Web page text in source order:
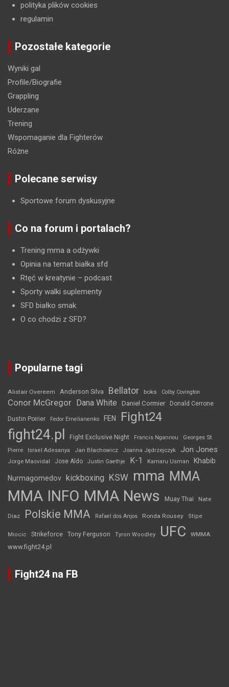
polityka plików cookies
regulamin
Pozostałe kategorie
Wyniki gal
Profile/Biografie
Grappling
Uderzane
Trening
Wspomaganie dla Fighterów
Różne
Polecane serwisy
Sportowe forum dyskusyjne
Co na forum i portalach?
Trening mma a odżywki
Opinia na temat białka sfd
Rtęć w kreatynie – podcast
Sporty walki suplementy
SFD białko smak
O co chodzi z SFD?
Popularne tagi
Alistair Overeem Anderson Silva Bellator boks Colby Covington
Conor McGregor Dana White Daniel Cormier Donald Cerrone
Dustin Poirier Fedor Emelianenko FEN Fight24
fight24.pl Fight Exclusive Night Francis Ngannou
Georges St.
Pierre
Israel Adesanya Jan Błachowicz Joanna Jędrzejczyk Jon Jones
Jorge Masvidal Jose Aldo Justin Gaethje K-1 Kamaru Usman Khabib
Nurmagomedov kickboxing KSW mma MMA
MMA INFO MMA News Muay Thai Nate
Diaz Polskie MMA Rafael dos Anjos Ronda Rousey Stipe
Miocic Strikeforce Tony Ferguson Tyron Woodley UFC WMMA
www.fight24.pl
Fight24 na FB